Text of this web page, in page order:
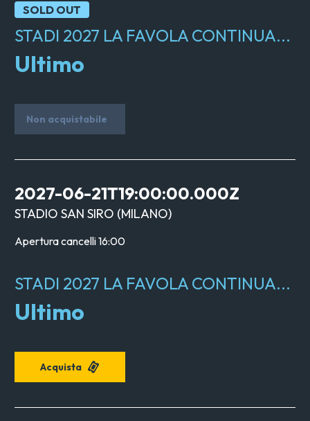
SOLD OUT
STADI 2027 LA FAVOLA CONTINUA...
Ultimo
Non acquistabile
2027-06-21T19:00:00.000Z
STADIO SAN SIRO (MILANO)
Apertura cancelli16:00
STADI 2027 LA FAVOLA CONTINUA...
Ultimo
Acquista